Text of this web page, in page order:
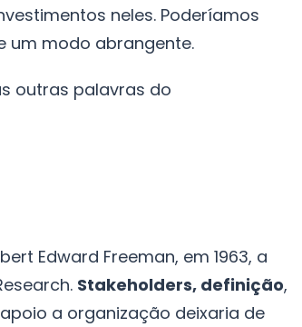
neles. Poderíamos
um modo abrangente.
outras palavras do
Edward Freeman, em 1963, a
Stakeholders, definição,
a organização deixaria de